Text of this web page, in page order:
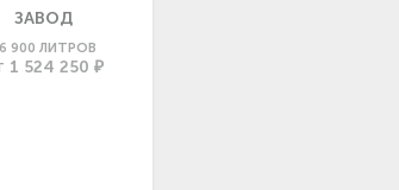
ЗАВОД
900 ЛИТРОВ
1 524 250 ₽